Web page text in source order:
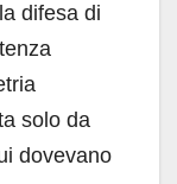
difesa di
solo da
dovevano